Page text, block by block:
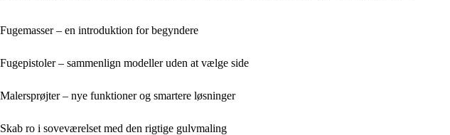
Fugemasser – en introduktion for begyndere
Fugepistoler – sammenlign modeller uden at vælge side
Malersprøjter – nye funktioner og smartere løsninger
Skab ro i soveværelset med den rigtige gulvmaling